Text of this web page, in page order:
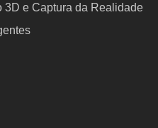
3D e Captura da Realidade